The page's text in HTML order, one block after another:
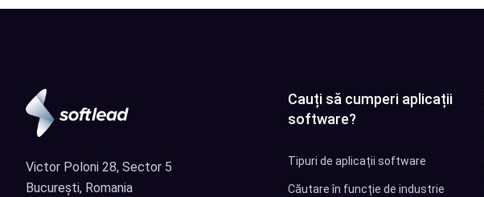
Victor Poloni 28, Sector 5
București, Romania
Cauți să cumperi aplicații
software?
Tipuri de aplicații software
Căutare în funcție de industrie